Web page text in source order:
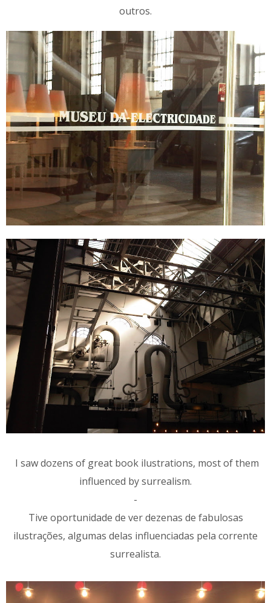
outros.
I saw dozens of great book ilustrations, most of them
influenced by surrealism.
-
Tive oportunidade de ver dezenas de fabulosas
ilustrações, algumas delas influenciadas pela corrente
surrealista.